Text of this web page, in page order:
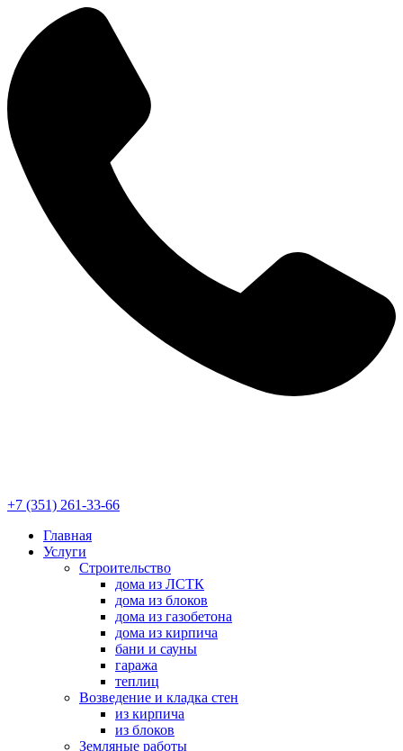
+7 (351) 261-33-66
Главная
Услуги
Строительство
дома из ЛСТК
дома из блоков
дома из газобетона
дома из кирпича
бани и сауны
гаража
теплиц
Возведение и кладка стен
из кирпича
из блоков
Земляные работы